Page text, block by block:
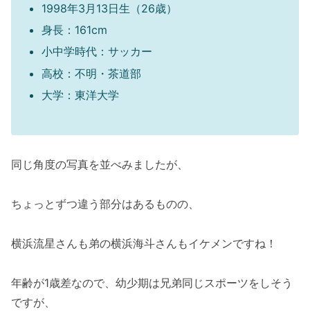
1998年3月13日生（26歳）
身長：161cm
小中学時代：サッカー
高校：不明・茶道部
大学：東洋大学
同じ角度の写真を並べみましたが、
ちょっとずつ違う部分はあるものの、
横浜流星さんも弟の横浜海斗さんもイケメンですね！
年齢が1歳差なので、幼少期は兄弟同じスポーツをしそう
ですが、